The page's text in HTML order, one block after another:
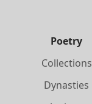
Poetry
Collections
Dynasties